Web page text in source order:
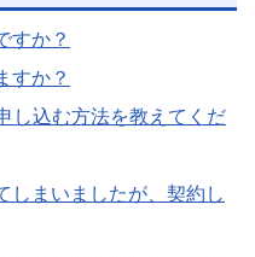
すか？
すか？
し込む方法を教えてくだ
しまいましたが、契約し